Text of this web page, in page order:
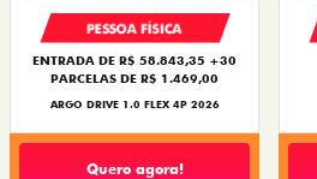
PESSOA FÍSICA
ENTRADA DE R$ 58.843,35 +30
PARCELAS DE R$ 1.469,00
ARGO DRIVE 1.0 FLEX 4P 2026
Quero agora!